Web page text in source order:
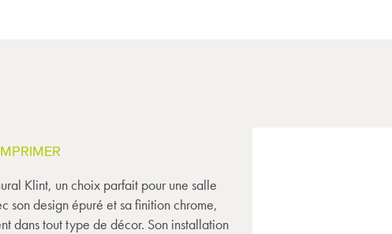
Klint, un choix parfait pour une salle
son design épuré et sa finition chrome,
dans tout type de décor. Son installation